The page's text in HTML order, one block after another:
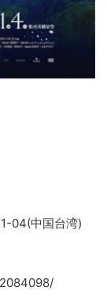
04(中国台湾)